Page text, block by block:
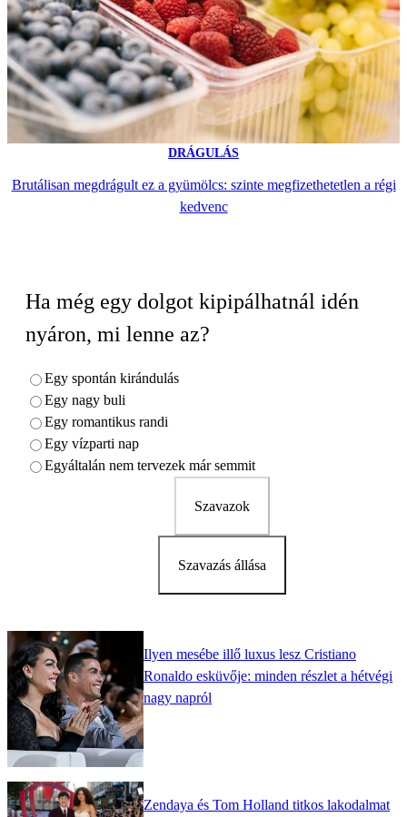
DRÁGULÁS
Brutálisan megdrágult ez a gyümölcs: szinte megfizethetetlen a régi
kedvenc
Ha még egy dolgot kipipálhatnál idén
nyáron, mi lenne az?
Egy spontán kirándulás
Egy nagy buli
Egy romantikus randi
Egy vízparti nap
Egyáltalán nem tervezek már semmit
Szavazok
Szavazás állása
Ilyen mesébe illő luxus lesz Cristiano
Ronaldo esküvője: minden részlet a hétvégi
nagy napról
Zendaya és Tom Holland titkos lakodalmat